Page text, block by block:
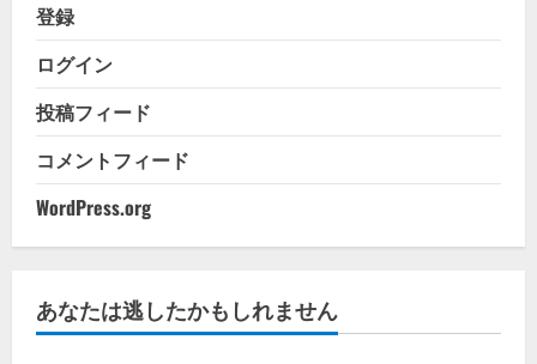
登録
ログイン
投稿フィード
コメントフィード
WordPress.org
あなたは逃したかもしれません